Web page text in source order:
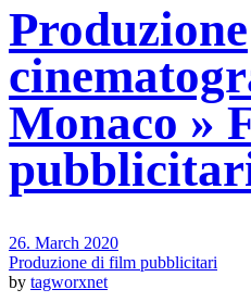
Produzione
Monaco »
26. March 2020
Produzione di film pubblicitari
by tagworxnet